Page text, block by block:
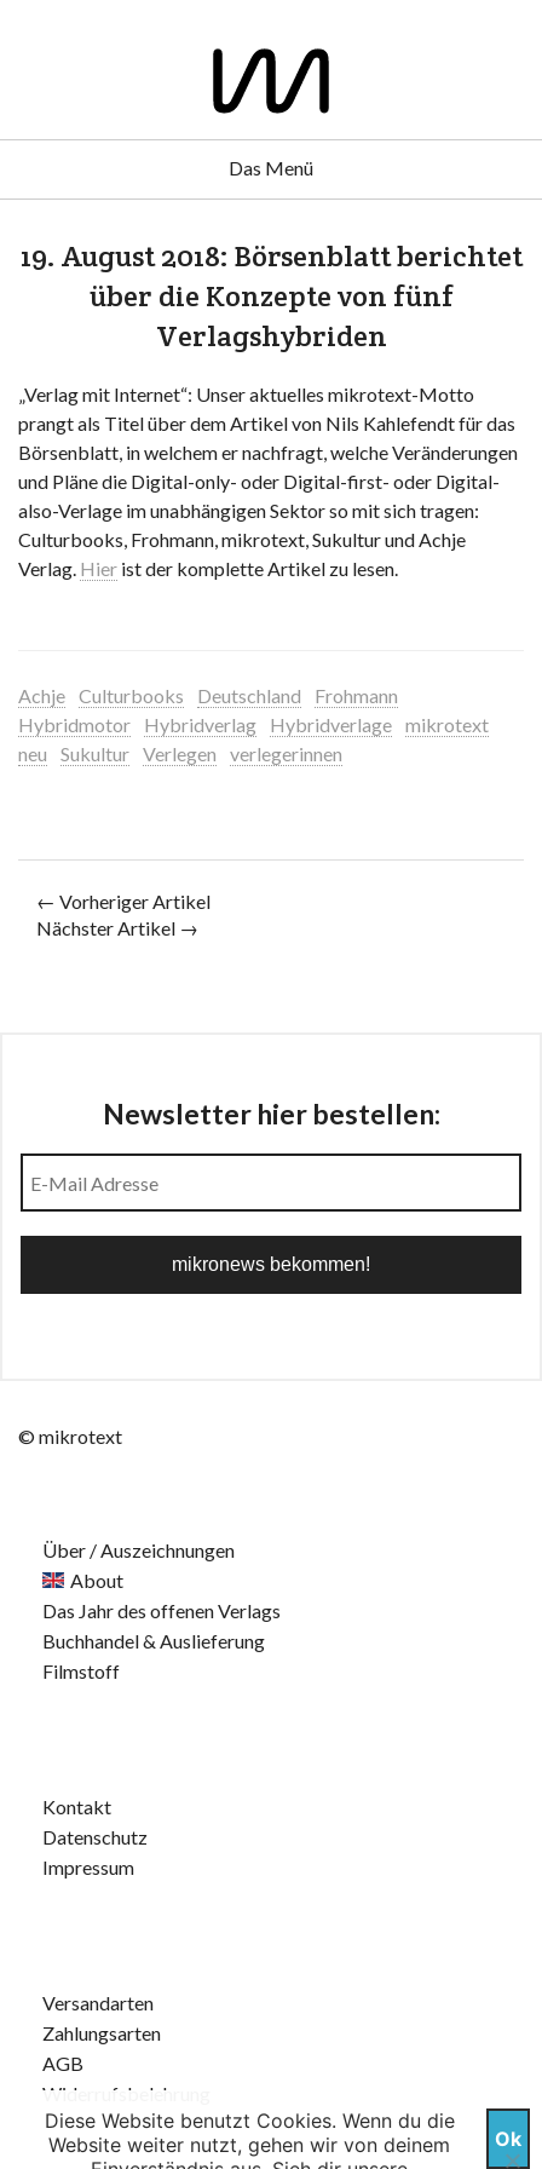
Das Menü
19. August 2018: Börsenblatt berichtet
über die Konzepte von fünf
Verlagshybriden
„Verlag mit Internet“: Unser aktuelles mikrotext-Motto
prangt als Titel über dem Artikel von Nils Kahlefendt für das
Börsenblatt, in welchem er nachfragt, welche Veränderungen
und Pläne die Digital-only- oder Digital-first- oder Digital-
also-Verlage im unabhängigen Sektor so mit sich tragen:
Culturbooks, Frohmann, mikrotext, Sukultur und Achje
Verlag. Hier ist der komplette Artikel zu lesen.
Achje Culturbooks Deutschland
Frohmann
Hybridmotor
Hybridverlag Hybridverlage mikrotext
neu
Sukultur Verlegen verlegerinnen
← Vorheriger Artikel
Nächster Artikel →
Newsletter hier bestellen:
© mikrotext
Über / Auszeichnungen
About
Das Jahr des offenen Verlags
Buchhandel & Auslieferung
Filmstoff
Kontakt
Datenschutz
Impressum
Versandarten
Zahlungsarten
AGB
Widerrufsbelehrung
Diese Website benutzt Cookies. Wenn du die
Website weiter nutzt, gehen wir von deinem
Ok